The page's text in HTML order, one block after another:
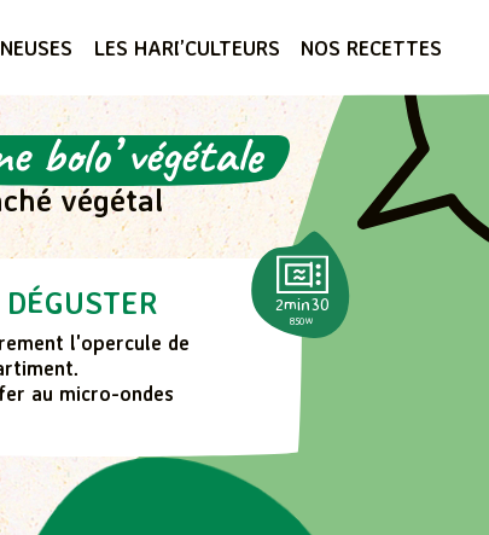
LES HARI’CULTEURS NOS RECETTES
bolo’ végétale
végétal
l'opercule de
au micro-ondes
2min30
850W